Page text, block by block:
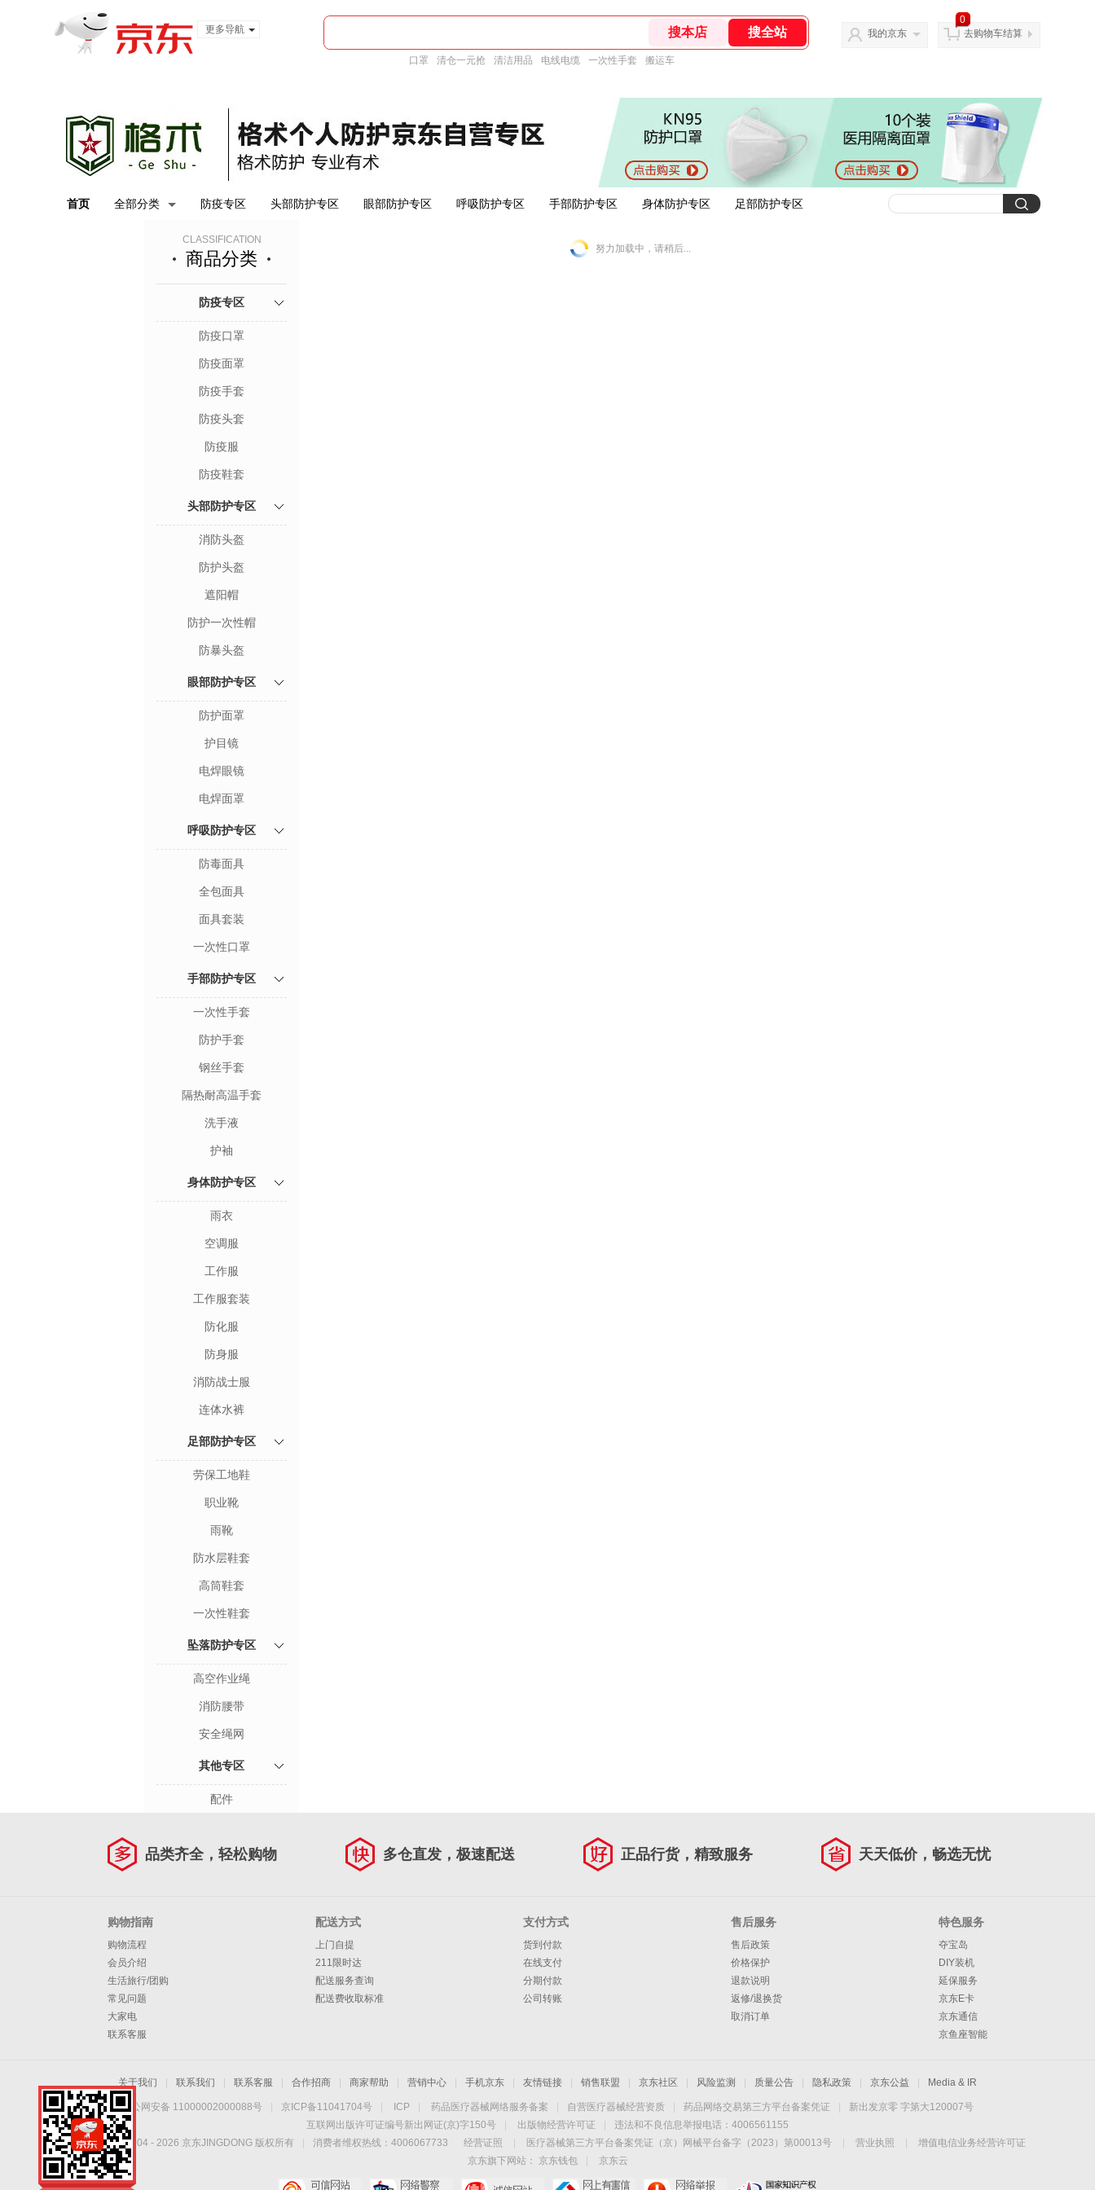
更多导航
口罩 清仓一元抢 清洁用品 电线电缆 一次性手套 搬运车
我的京东
0
去购物车结算
首页 全部分类 防疫专区 头部防护专区 眼部防护专区 呼吸防护专区 手部防护专区 身体防护专区 足部防护专区
CLASSIFICATION
商品分类
防疫专区
防疫口罩
防疫面罩
防疫手套
防疫头套
防疫服
防疫鞋套
头部防护专区
消防头盔
防护头盔
遮阳帽
防护一次性帽
防暴头盔
眼部防护专区
防护面罩
护目镜
电焊眼镜
电焊面罩
呼吸防护专区
防毒面具
全包面具
面具套装
一次性口罩
手部防护专区
一次性手套
防护手套
钢丝手套
隔热耐高温手套
洗手液
护袖
身体防护专区
雨衣
空调服
工作服
工作服套装
防化服
防身服
消防战士服
连体水裤
足部防护专区
劳保工地鞋
职业靴
雨靴
防水层鞋套
高筒鞋套
一次性鞋套
坠落防护专区
高空作业绳
消防腰带
安全绳网
其他专区
配件
努力加载中，请稍后...
品类齐全，轻松购物 多仓直发，极速配送 正品行货，精致服务 天天低价，畅选无忧
购物指南
购物流程
会员介绍
生活旅行/团购
常见问题
大家电
联系客服
配送方式
上门自提
211限时达
配送服务查询
配送费收取标准
支付方式
货到付款
在线支付
分期付款
公司转账
售后服务
售后政策
价格保护
退款说明
返修/退换货
取消订单
特色服务
夺宝岛
DIY装机
延保服务
京东E卡
京东通信
京鱼座智能
关于我们 联系我们 联系客服 合作招商 商家帮助 营销中心 手机京东 友情链接 销售联盟 京东社区 风险监测 质量公告 隐私政策 京东公益 Media & IR
京公网安备 11000002000088号 京ICP备11041704号 ICP 药品医疗器械网络服务备案 自营医疗器械经营资质 药品网络交易第三方平台备案凭证
新出发京零 字第大120007号
互联网出版许可证编号新出网证(京)字150号
出版物经营许可证
违法和不良信息举报电话：4006561155
Copyright © 2004 - 2026 京东JINGDONG 版权所有 消费者维权热线：4006067733 经营证照 医疗器械第三方平台备案凭证（京）网械平台备字（2023）第00013号 营业执照
增值电信业务经营许可证
京东旗下网站：
京东钱包
京东云
手机扫一扫，劲爆优
惠触手可得！